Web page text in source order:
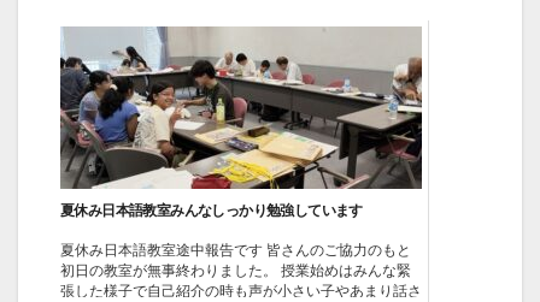
夏休み日本語教室みんなしっかり勉強しています
夏休み日本語教室途中報告です 皆さんのご協力のもと
初日の教室が無事終わりました。 授業始めはみんな緊
張した様子で自己紹介の時も声が小さい子やあまり話さ